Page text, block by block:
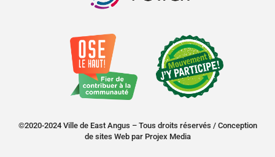
©2020-2024 Ville de East Angus – Tous droits réservés / Conception
de sites Webpar Projex Media